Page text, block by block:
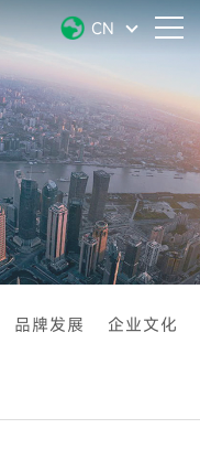
CN
品牌发展 企业文化